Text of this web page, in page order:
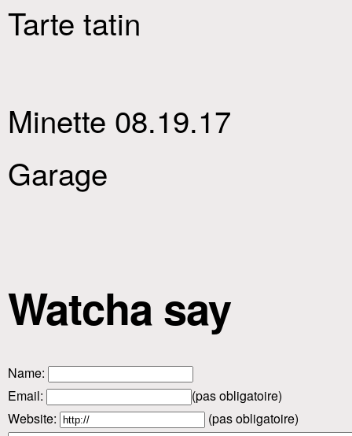
Tarte tatin
Minette 08.19.17
Garage
Watcha say
Name:
Email:
(pas obligatoire)
Website:
(pas obligatoire)